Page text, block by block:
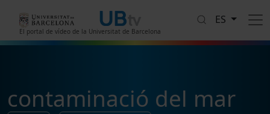
El portal de vídeo de la Universitat de Barcelona
ES
contaminació del mar